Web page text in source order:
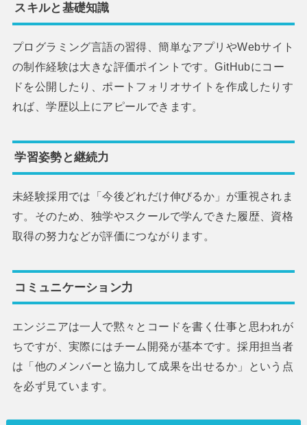
スキルと基礎知識
プログラミング言語の習得、簡単なアプリやWebサイト
の制作経験は大きな評価ポイントです。GitHubにコー
ドを公開したり、ポートフォリオサイトを作成したりす
れば、学歴以上にアピールできます。
学習姿勢と継続力
未経験採用では「今後どれだけ伸びるか」が重視されま
す。そのため、独学やスクールで学んできた履歴、資格
取得の努力などが評価につながります。
コミュニケーション力
エンジニアは一人で黙々とコードを書く仕事と思われが
ちですが、実際にはチーム開発が基本です。採用担当者
は「他のメンバーと協力して成果を出せるか」という点
を必ず見ています。